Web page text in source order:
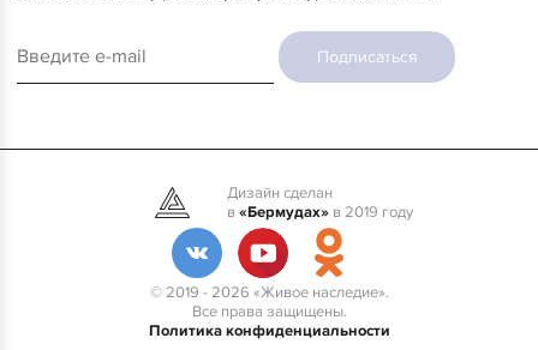
Подписаться
© 2019 - 2026 «Живое наследие».
Все права защищены.
Политика конфиденциальности
Дизайн сделан
в«Бермудах»в 2019 году